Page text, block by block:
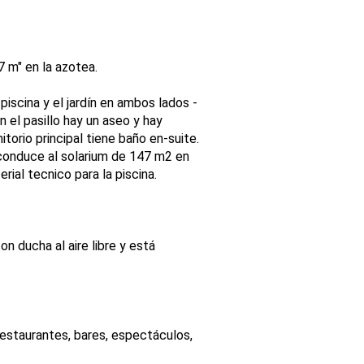
m" en la azotea.
y el jardín en ambos lados -
pasillo hay un aseo y hay
principal tiene baño en-suite.
al solarium de 147 m2 en
tecnico para la piscina.
ducha al aire libre y está
bares, espectáculos,